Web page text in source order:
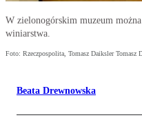
W zielonogórskim muzeum
winiarstwa.
Foto: Rzeczpospolita, Tomasz Daiksler Tomasz
Beata Drewnowska